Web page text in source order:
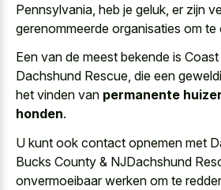
Pennsylvania, heb je geluk, er zijn
gerenommeerde organisaties om
Een van de meest bekende is
Dachshund Rescue, die een
het vinden van permanente
honden.
U kunt ook contact opnemen met
Bucks County & NJDachshund
onvermoeibaar werken om te